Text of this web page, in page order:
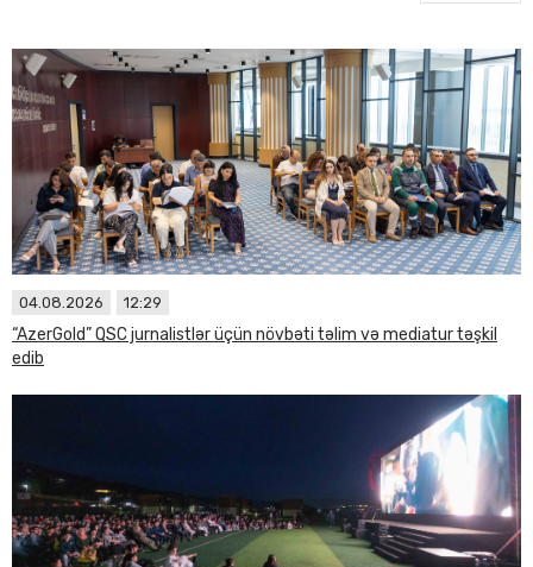
04.08.2026 12:29
“AzerGold” QSC jurnalistlər üçün növbəti təlim və mediatur təşkil
edib